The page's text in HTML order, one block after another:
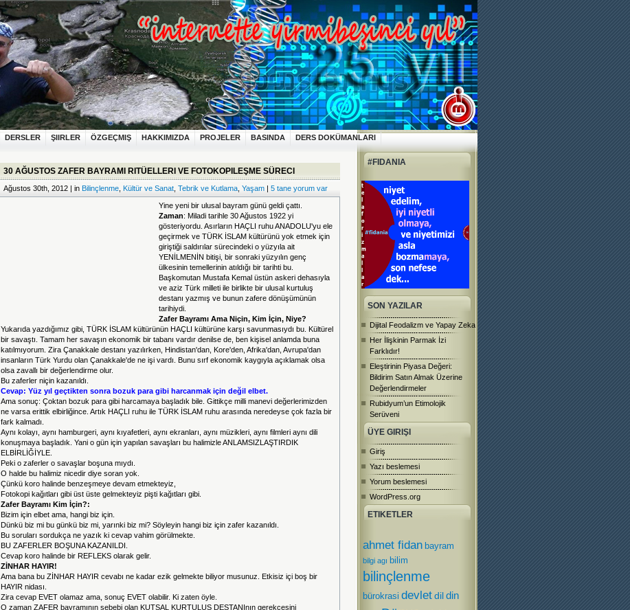
DERSLER ŞIIRLER ÖZGEÇMIŞ HAKKIMIZDA PROJELER BASINDA DERS DOKÜMANLARI
#FIDANIA
SON YAZILAR
Dijital Feodalizm ve Yapay Zeka
Her İlişkinin Parmak İzi
Farklıdır!
Eleştirinin Piyasa Değeri:
Bildirim Satın Almak Üzerine
Değerlendirmeler
Rubidyum’un Etimolojik
Serüveni
ÜYE GIRIŞI
Giriş
Yazı beslemesi
Yorum beslemesi
WordPress.org
ETIKETLER
ahmet fidan bayram
bilgi agı bilim
bilinçlenme
bürokrasi devletdildin
30 AĞUSTOS ZAFER BAYRAMI RITÜELLERI VE FOTOKOPILEŞME SÜRECI
Ağustos 30th, 2012 | in Bilinçlenme Kültür ve Sanat Tebrik ve Kutlama Yaşam | 5 tane yorum var
Yine yeni bir ulusal bayram günü geldi çattı.
Zaman: Miladi tarihle 30 Ağustos 1922 yi
gösteriyordu. Asırların HAÇLI ruhu ANADOLU'yu ele
geçirmek ve TÜRK İSLAM kültürünü yok etmek için
giriştiği saldırılar sürecindeki o yüzyıla ait
YENİLMENİN bitişi, bir sonraki yüzyılın genç
ülkesinin temellerinin atıldığı bir tarihti bu.
Başkomutan Mustafa Kemal üstün askeri dehasıyla
ve aziz Türk milleti ile birlikte bir ulusal kurtuluş
destanı yazmış ve bunun zafere dönüşümünün
tarihiydi.
Zafer Bayramı Ama Niçin, Kim İçin, Niye?
Yukarıda yazdığımız gibi, TÜRK İSLAM kültürünün HAÇLI kültürüne karşı savunmasıydı bu. Kültürel
bir savaştı. Tamam her savaşın ekonomik bir tabanı vardır denilse de, ben kişisel anlamda buna
katılmıyorum. Zira Çanakkale destanı yazılırken, Hindistan'dan, Kore'den, Afrika'dan, Avrupa'dan
insanların Türk Yurdu olan Çanakkale'de ne işi vardı. Bunu sırf ekonomik kaygıyla açıklamak olsa
olsa zavallı bir değerlendirme olur.
Bu zaferler niçin kazanıldı.
Cevap: Yüz yıl geçtikten sonra bozuk para gibi harcanmak için değil elbet.
Ama sonuç: Çoktan bozuk para gibi harcamaya başladık bile. Gittikçe milli manevi değerlerimizden
ne varsa erittik elbirliğince. Artık HAÇLI ruhu ile TÜRK İSLAM ruhu arasında neredeyse çok fazla bir
fark kalmadı.
Aynı kolayı, aynı hamburgeri, aynı kıyafetleri, aynı ekranları, aynı müzikleri, aynı filmleri aynı dili
konuşmaya başladık. Yani o gün için yapılan savaşları bu halimizle ANLAMSIZLAŞTIRDIK
ELBİRLİĞİYLE.
Peki o zaferler o savaşlar boşuna mıydı.
O halde bu halimiz nicedir diye soran yok.
Çünkü koro halinde benzeşmeye devam etmekteyiz,
Fotokopi kağıtları gibi üst üste gelmekteyiz pişti kağıtları gibi.
Zafer Bayramı Kim İçin?:
Bizim için elbet ama, hangi biz için.
Dünkü biz mi bu günkü biz mi, yarınki biz mi? Söyleyin hangi biz için zafer kazanıldı.
Bu soruları sordukça ne yazık ki cevap vahim görülmekte.
BU ZAFERLER BOŞUNA KAZANILDI.
Cevap koro halinde bir REFLEKS olarak gelir.
ZİNHAR HAYIR!
Ama bana bu ZİNHAR HAYIR cevabı ne kadar ezik gelmekte biliyor musunuz. Etkisiz içi boş bir
HAYIR nidası.
Zira cevap EVET olamaz ama, sonuç EVET olabilir. Ki zaten öyle.
O zaman ZAFER bayramının sebebi olan KUTSAL KURTULUŞ DESTANInın gerekçesini